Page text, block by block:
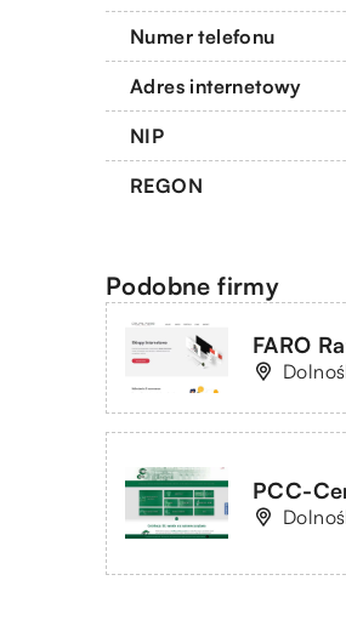
Numer telefonu
Adres internetowy
NIP
REGON
Podobne firmy
FARO
PCC-